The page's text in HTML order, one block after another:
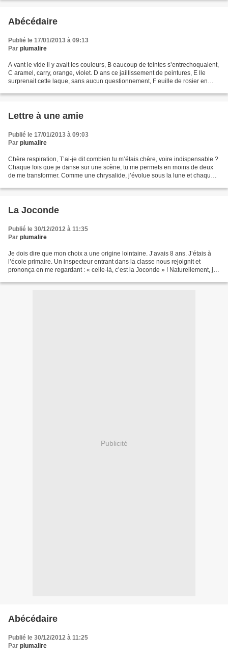
Abécédaire
Publié le 17/01/2013 à 09:13
Par plumalire
A vant le vide il y avait les couleurs, B eaucoup de teintes s’entrechoquaient,
C aramel, carry, orange, violet. D ans ce jaillissement de peintures, E lle
surprenait cette laque, sans aucun questionnement, F euille de rosier en
Lettre à une amie
Publié le 17/01/2013 à 09:03
Par plumalire
Chère respiration, T’ai-je dit combien tu m’étais chère, voire indispensable ?
Chaque fois que je danse sur une scène, tu me permets en moins de deux
de me transformer. Comme une chrysalide, j’évolue sous la lune et chaque
La Joconde
Publié le 30/12/2012 à 11:35
Par plumalire
Je dois dire que mon choix a une origine lointaine. J’avais 8 ans. J’étais à
l’école primaire. Un inspecteur entrant dans la classe nous rejoignit et
prononça en me regardant : « celle-là, c’est la Joconde » ! Naturellement, je
Publicité
Abécédaire
Publié le 30/12/2012 à 11:25
Par plumalire